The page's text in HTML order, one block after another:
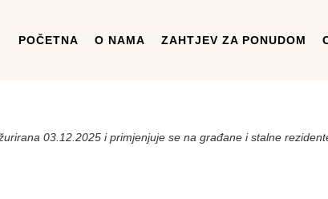
POČETNA O NAMA ZAHTJEV ZA PONUDOM
03.12.2025 i primjenjuje se na građane i stalne